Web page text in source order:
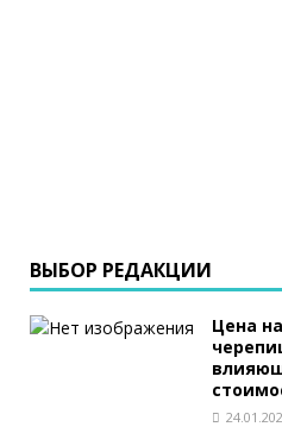
ВЫБОР РЕДАКЦИИ
Цена